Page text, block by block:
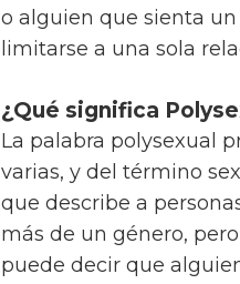
o alguien que sienta
limitarse a una sola
¿Qué significa
La palabra polysexual
varias, y del término
que describe a
más de un género,
puede decir que